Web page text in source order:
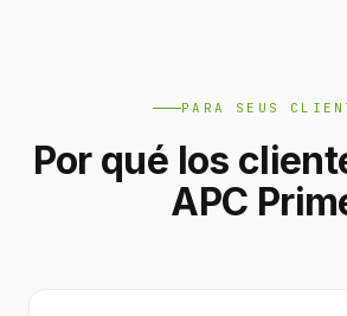
PARA SEUS
Por qué los
APC